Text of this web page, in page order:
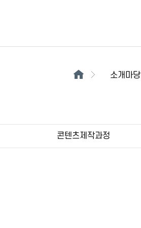
소개마당
콘텐츠제작과정